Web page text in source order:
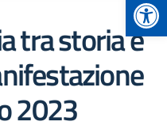
tra storia e
2023